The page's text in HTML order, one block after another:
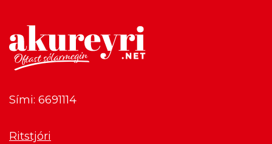
Sími: 6691114
Ritstjóri